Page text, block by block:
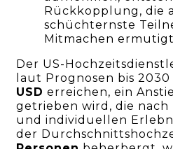
Rückkopplung, die
schüchternste
Mitmachen
Der US-
laut Prognosen bis 2030
USD erreichen, ein
getrieben wird, die nach
und individuellen
der